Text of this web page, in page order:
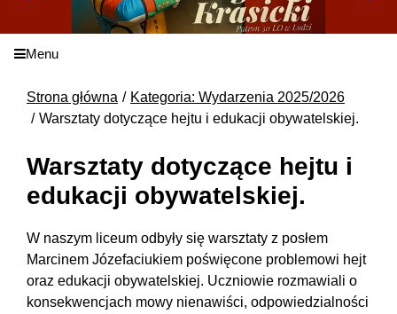
Menu
Strona główna
Kategoria: Wydarzenia 2025/2026
Warsztaty dotyczące hejtu i edukacji obywatelskiej.
Warsztaty dotyczące hejtu i
edukacji obywatelskiej.
W naszym liceum odbyły się warsztaty z posłem
Marcinem Józefaciukiem poświęcone problemowi hejt
oraz edukacji obywatelskiej. Uczniowie rozmawiali o
konsekwencjach mowy nienawiści, odpowiedzialności